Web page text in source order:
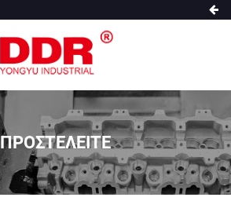
ΠΡΟΣΤΕΛΕΙΤΕ